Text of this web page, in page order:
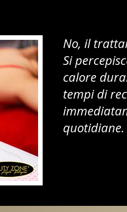
No, il
Si
calore
tempi di
quotidiane.